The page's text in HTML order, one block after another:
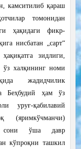
камситилиб қараш
томонидан
ҳақидаги фикр-
нисбатан „сарт“
зидлиги,
ўз халқининг номи
жадидчилик
Беҳбудий ҳам ўз
уруғ-қабилавий
(яримкўчманчи)
сони ўша давр
кўпроқни ташкил